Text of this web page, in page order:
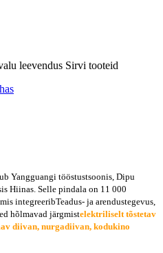
leevendus Sirvi tooteid
Yangguangi tööstustsoonis, Dipu
Hiinas. Selle pindala on 11 000
mis integreeribTeadus- ja arendustegevus,
hõlmavad järgmistelektriliselt tõstetav
diivan, nurgadiivan, kodukino